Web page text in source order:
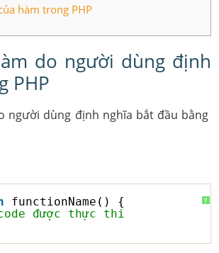
hàm trong PHP
do người dùng định
PHP
người dùng định nghĩa bắt đầu bằng
?
functionName() {
được thực thi